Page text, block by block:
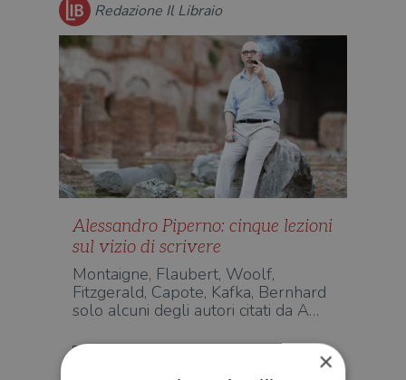
Redazione Il Libraio
Alessandro Piperno: cinque lezioni
sul vizio di scrivere
Montaigne, Flaubert, Woolf,
Fitzgerald, Capote, Kafka, Bernhard
solo alcuni degli autori citati da A…
×